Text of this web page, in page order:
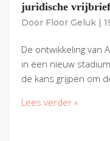
juridische vrijbrief
Door Floor Geluk
De ontwikkeling van
in een nieuw
de kans grijpen om
Lees verder »